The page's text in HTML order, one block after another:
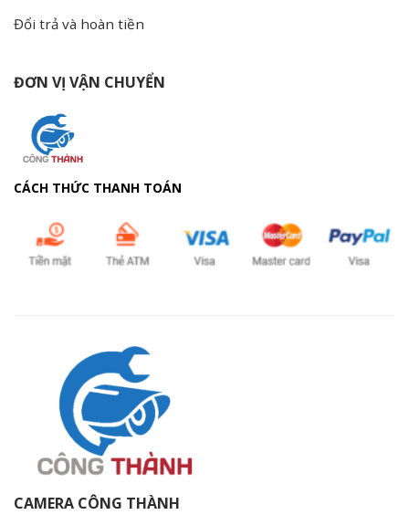
Đổi trả và hoàn tiền
ĐƠN VỊ VẬN CHUYỂN
CÁCH THỨC THANH TOÁN
CAMERA CÔNG THÀNH